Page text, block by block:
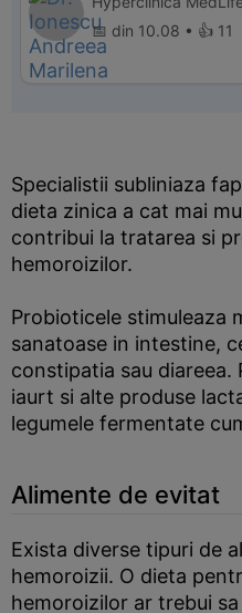
📅 din 10.08 • 👍 11
Specialistii subliniaza
dieta zinica a cat mai
contribui la tratarea si
hemoroizilor.
Probioticele stimuleaza
sanatoase in intestine,
constipatia sau diareea.
iaurt si alte produse
legumele fermentate
Alimente de evitat
Exista diverse tipuri de
hemoroizii. O dieta
hemoroizilor ar trebui